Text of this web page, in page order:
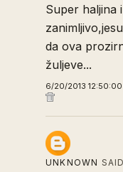
Super haljina
da ova
žuljeve...
6/20/2013 12:50:00
UNKNOWN